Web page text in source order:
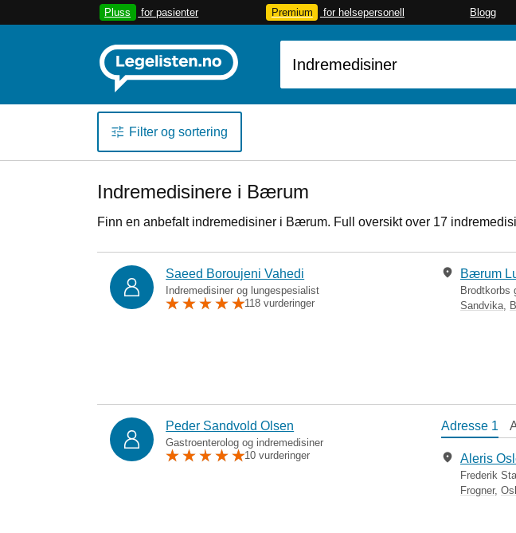
Pluss for pasienter Premium for helsepersonell Blogg
Filter og sortering
Indremedisinere i Bærum
Finn en anbefalt indremedisiner i Bærum. Full oversikt over 17
Saeed Boroujeni Vahedi
Indremedisiner og lungespesialist
118 vurderinger
Bærum
Brodtkorbs
Sandvika
Peder Sandvold Olsen
Gastroenterolog og indremedisiner
10 vurderinger
Adresse 1
Aleris
Frederik
Frogner,